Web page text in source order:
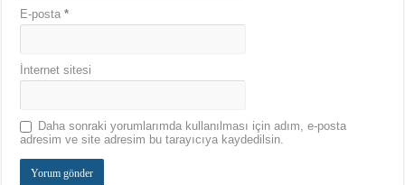
E-posta*
İnternet sitesi
Daha sonraki yorumlarımda kullanılması için adım, e-posta
adresim ve site adresim bu tarayıcıya kaydedilsin.